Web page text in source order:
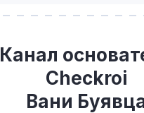
Канал
Checkroi
Вани